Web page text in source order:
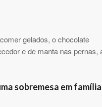
gelados, o chocolate
e de manta nas pernas,
sobremesa em família